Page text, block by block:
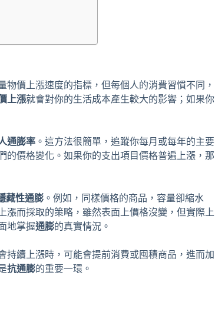
物價上漲速度的指標，但每個人的消費習慣不同，
上漲就會對你的生活成本產生較大的影響；如果你
通膨率 。這方法很簡單，追蹤你每月或每年的主要
的價格變化。如果你的支出項目價格普遍上漲，那
藏性通膨 。例如，同樣價格的商品，容量卻縮水
漲而採取的策略，雖然表面上價格沒變，但實際上
地掌握通膨的真實情況。
持續上漲時，可能會提前消費或囤積商品，進而加
抗通膨的重要一環。